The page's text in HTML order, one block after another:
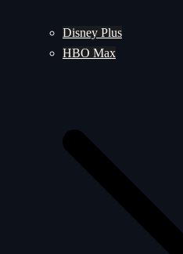
Disney Plus
HBO Max